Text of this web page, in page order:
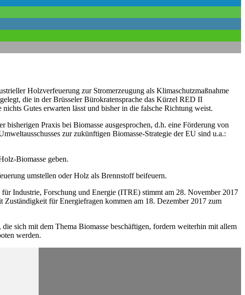
Holzverfeuerung zur Stromerzeugung als Klimaschutzmaßnahme
die in der Brüsseler Bürokratensprache das Kürzel RED II
Gutes erwarten lässt und bisher in die falsche Richtung weist.
Praxis bei Biomasse ausgesprochen, d.h. eine Förderung von
zur zukünftigen Biomasse-Strategie der EU sind u.a.:
Biomasse geben.
umstellen oder Holz als Brennstoff beifeuern.
Industrie, Forschung und Energie (ITRE) stimmt am 28. November 2017
für Energiefragen kommen am 18. Dezember 2017 zum
sich mit dem Thema Biomasse beschäftigen, fordern weiterhin mit allem
werden.